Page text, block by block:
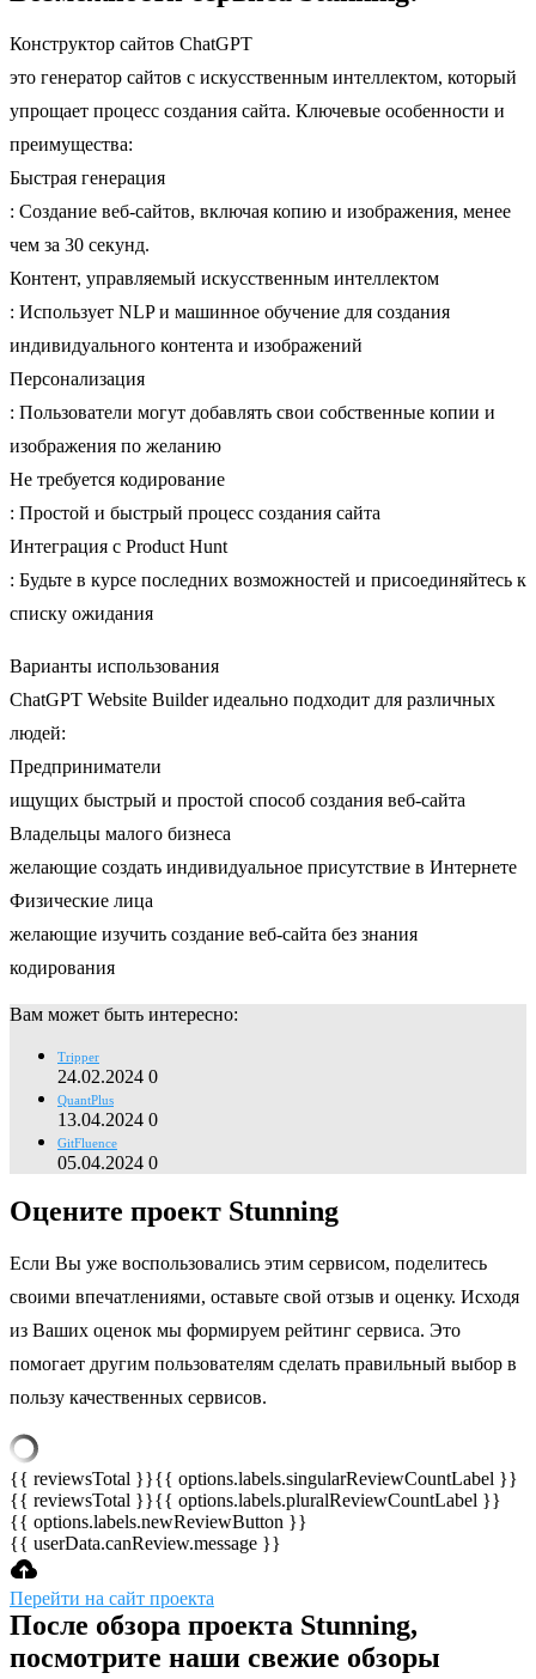
Конструктор сайтов ChatGPT
это генератор сайтов с искусственным интеллектом, который
упрощает процесс создания сайта. Ключевые особенности и
преимущества:
Быстрая генерация
: Создание веб-сайтов, включая копию и изображения, менее
чем за 30 секунд.
Контент, управляемый искусственным интеллектом
: Использует NLP и машинное обучение для создания
индивидуального контента и изображений
Персонализация
: Пользователи могут добавлять свои собственные копии и
изображения по желанию
Не требуется кодирование
: Простой и быстрый процесс создания сайта
Интеграция с Product Hunt
: Будьте в курсе последних возможностей и присоединяйтесь к
списку ожидания
Варианты использования
ChatGPT Website Builder идеально подходит для различных
людей:
Предприниматели
ищущих быстрый и простой способ создания веб-сайта
Владельцы малого бизнеса
желающие создать индивидуальное присутствие в Интернете
Физические лица
желающие изучить создание веб-сайта без знания
кодирования
Вам может быть интересно:
Tripper
24.02.2024 0
QuantPlus
13.04.2024 0
GitFluence
05.04.2024 0
Оцените проект Stunning
Если Вы уже воспользовались этим сервисом, поделитесь
своими впечатлениями, оставьте свой отзыв и оценку. Исходя
из Ваших оценок мы формируем рейтинг сервиса. Это
помогает другим пользователям сделать правильный выбор в
пользу качественных сервисов.
{{ reviewsTotal }}{{ options.labels.singularReviewCountLabel }}
{{ reviewsTotal }}{{ options.labels.pluralReviewCountLabel }}
{{ options.labels.newReviewButton }}
{{ userData.canReview.message }}
Перейти на сайт проекта
После обзора проекта Stunning,
посмотрите наши свежие обзоры